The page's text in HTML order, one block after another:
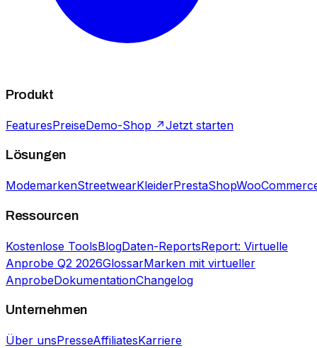
Produkt
FeaturesPreiseDemo-Shop ↗Jetzt starten
Lösungen
ModemarkenStreetwearKleiderPrestaShop
Ressourcen
Kostenlose ToolsBlogDaten-ReportsReport: Virtuelle
Anprobe Q2 2026GlossarMarken mit virtueller
AnprobeDokumentationChangelog
Unternehmen
Über unsPresseAffiliatesKarriere